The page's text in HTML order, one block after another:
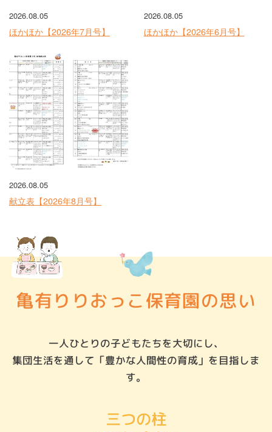
2026.08.05
ほかほか【2026年7月号】
2026.08.05
ほかほか【2026年6月号】
2026.08.05
献立表【2026年8月号】
亀有りりおっこ保育園の思い
一人ひとりの子どもたちを大切にし、
集団生活を通して「豊かな人間性の育成」を目指しま
す。
三つの柱